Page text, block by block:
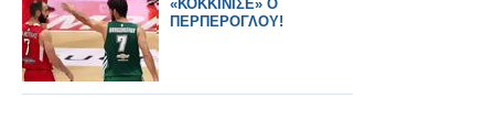
«ΚΟΚΚΙΝΙΣΕ» Ο
ΠΕΡΠΕΡΟΓΛΟΥ!